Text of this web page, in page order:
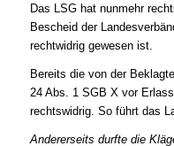
Das LSG hat nunmehr
Bescheid der
rechtwidrig gewesen ist.
Bereits die von der
24 Abs. 1 SGB X vor
rechtswidrig. So führt das
Andererseits durfte die